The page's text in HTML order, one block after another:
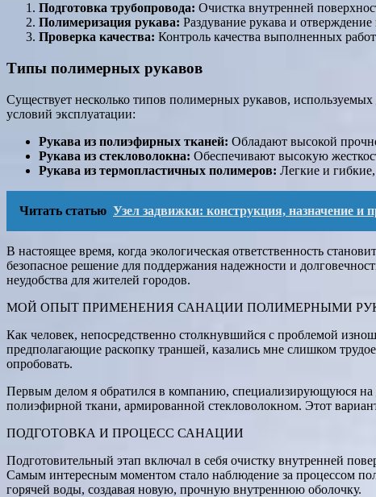
Подготовка трубопровода: Очистка внутренней
Полимеризация рукава: Раздувание рукава и
Проверка качества: Контроль качества выполненных
Типы полимерных рукавов
Существует несколько типов полимерных рукавов,
условий эксплуатации:
Рукава из полиэфирных тканей: Обладают высокой
Рукава из стекловолокна: Обеспечивают высокую
Рукава из термопластичных полимеров: Легкие и
Читать статью Узел задвижки: конструкция, назначение и
В настоящее время, когда экологическая ответственность
безопасное решение для поддержания надежности и
неудобства для жителей городов.
МОЙ ОПЫТ ПРИМЕНЕНИЯ САНАЦИИ ПОЛИМЕРНЫМИ
Как человек, непосредственно столкнувшийся с проблемой
предполагающие раскопку траншей, казались мне слишком
опробовать.
Первым делом я обратился в компанию, специализирующуюся на
полиэфирной ткани, армированной стекловолокном. Этот
ПОДГОТОВКА И ПРОЦЕСС САНАЦИИ
Подготовительный этап включал в себя очистку внутренней
Самым интересным моментом стало наблюдение за процессом
горячей воды, создавая новую, прочную внутреннюю оболочку.